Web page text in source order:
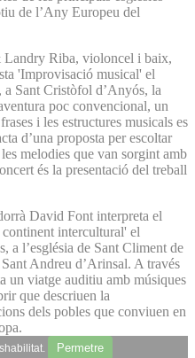
de l’Any Europeu del
Landry Riba, violoncel i baix,
'Improvisació musical' el
a Sant Cristòfol d’Anyós, la
poc convencional, un
i les estructures musicals es
d’una proposta per escoltar
melodies que van sorgint amb
és la presentació del treball
David Font interpreta el
intercultural' el
a l’església de Sant Climent de
Andreu d’Arinsal. A través
un viatge auditiu amb músiques
que descriuen la
dels pobles que conviuen en
Permetre